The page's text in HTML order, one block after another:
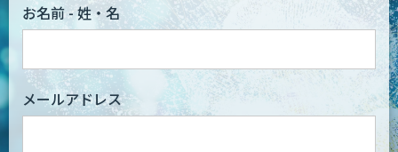
お名前 - 姓・名
メールアドレス